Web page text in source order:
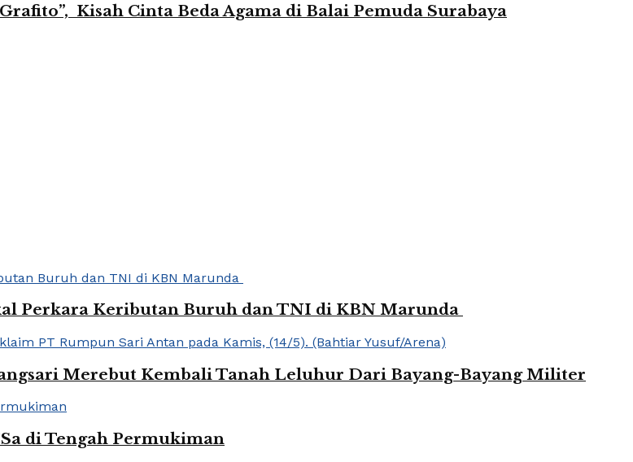
Kisah Cinta Beda Agama di Balai Pemuda Surabaya
Perkara Keributan Buruh dan TNI di KBN Marunda
Merebut Kembali Tanah Leluhur Dari Bayang-Bayang Militer
di Tengah Permukiman